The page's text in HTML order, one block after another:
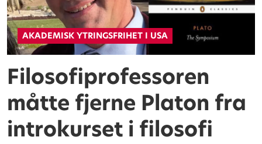
AKADEMISK YTRINGSFRIHET I USA
Filosofiprofessoren
måtte fjerne Platon fra
introkurset i filosofi